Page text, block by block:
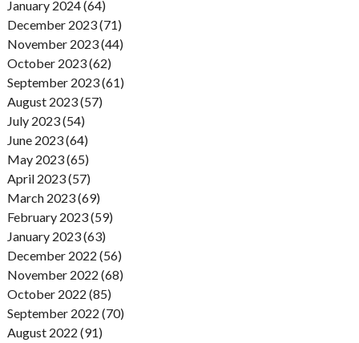
January 2024 (64)
December 2023 (71)
November 2023 (44)
October 2023 (62)
September 2023 (61)
August 2023 (57)
July 2023 (54)
June 2023 (64)
May 2023 (65)
April 2023 (57)
March 2023 (69)
February 2023 (59)
January 2023 (63)
December 2022 (56)
November 2022 (68)
October 2022 (85)
September 2022 (70)
August 2022 (91)